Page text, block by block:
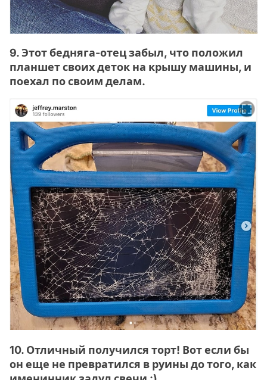
9. Этот бедняга-отец забыл, что положил
планшет своих деток на крышу машины, и
поехал по своим делам.
10. Отличный получился торт! Вот если бы
он еще не превратился в руины до того, как